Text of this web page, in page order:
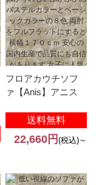
フロアカウチソフ
ァ【Anis】アニス
送料無料
22,660円 (税込)～